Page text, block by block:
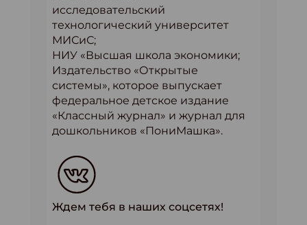
исследовательский
технологический университет
МИСиС;
НИУ «Высшая школа экономики;
Издательство «Открытые
системы», которое выпускает
федеральное детское издание
«Классный журнал» и журнал для
дошкольников «ПониМашка».
Ждем тебя в наших соцсетях!